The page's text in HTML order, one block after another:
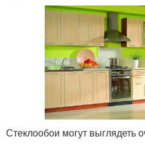
Стеклообои могут выглядеть